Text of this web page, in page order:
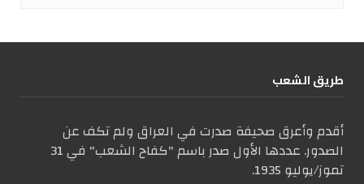
طریق الشعب
أقدم وأعرق صحيفة صدرت في العراق ولم تكف عن
الصدور. عددها الأول صدر باسم "كفاح الشعب" في 31
تموز/يوليو 1935.